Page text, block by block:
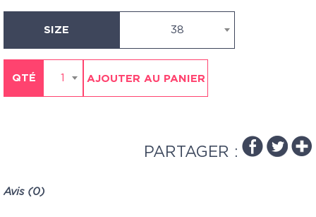
SIZE 38
QTÉ 1 AJOUTER AU PANIER
PARTAGER :
Avis (0)